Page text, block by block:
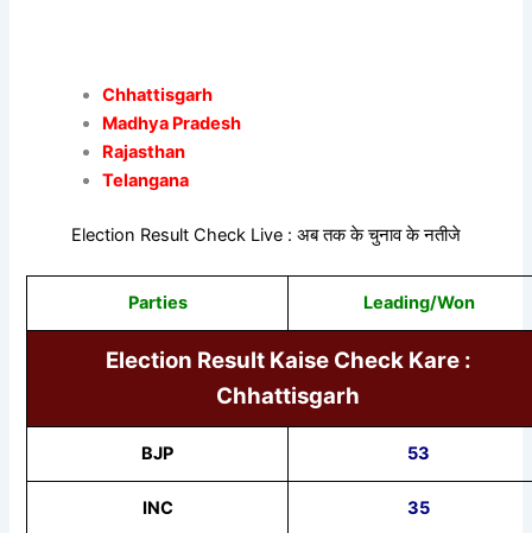
Chhattisgarh
Madhya Pradesh
Rajasthan
Telangana
Election Result Check Live : अब तक के चुनाव के नतीजे
Parties Leading/Won
Election Result Kaise Check Kare :
Chhattisgarh
BJP 53
INC 35